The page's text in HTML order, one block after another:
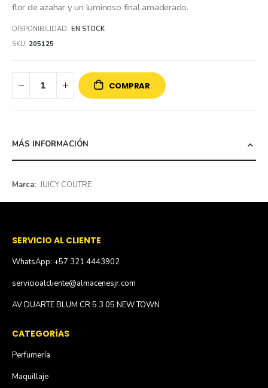
flor de azahar y un luminoso final amaderado.
DISPONIBILIDAD: EN STOCK
SKU 205125
COMPRAR
MÁS INFORMACIÓN
Más
JUICY COUTRE
SERVICIO AL CLIENTE
WhatsApp: +57 321 4443902
servicioalcliente@almacenesjr.com
AV DUARTE BLUM CR 5 3 05 NEW TOWN
CATEGORÍAS
Perfumería
Maquillaje